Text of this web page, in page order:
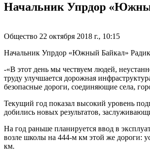
Начальник Упрдор
Общество 22 октября 2018 г., 10:15
Начальник Упрдор «Южный Байкал» Радик
-«В этот день мы чествуем людей,
труду улучшается дорожная
безопасные дороги, соединяющие села,
Текущий год показал высокий уровень
добились новых результатов,
На год раньше планируется ввод в
возле школы на 444-м км этой же дороги:
км.